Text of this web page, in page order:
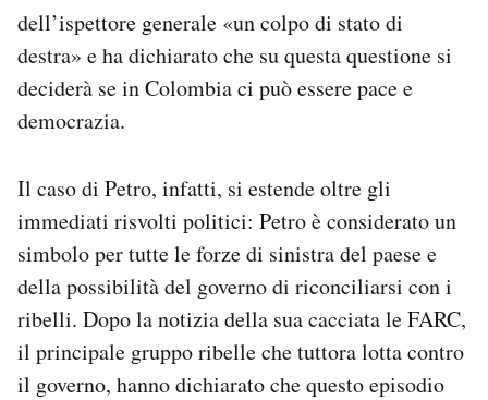
dell’ispettore generale «un colpo di stato di
destra» e ha dichiarato che su questa questione si
deciderà se in Colombia ci può essere pace e
democrazia.
Il caso di Petro, infatti, si estende oltre gli
immediati risvolti politici: Petro è considerato un
simbolo per tutte le forze di sinistra del paese e
della possibilità del governo di riconciliarsi con i
ribelli. Dopo la notizia della sua cacciata le FARC,
il principale gruppo ribelle che tuttora lotta contro
il governo, hanno dichiarato che questo episodio